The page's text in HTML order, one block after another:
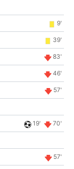
9'
39'
83'
46'
57'
19' 70'
57'